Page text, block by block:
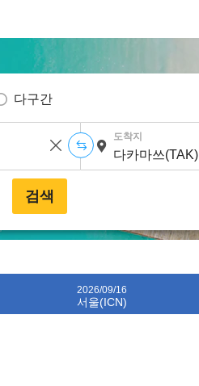
다구간
도착지
검색
2026/09/16
서울(ICN)